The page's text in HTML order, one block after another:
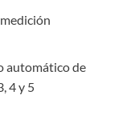
automático de
4 y 5